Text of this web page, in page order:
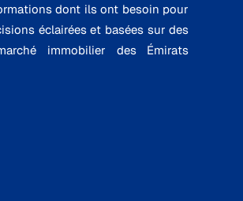
dont ils ont besoin pour
éclairées et basées sur des
immobilier des Émirats